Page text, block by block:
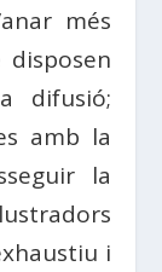
més
difusió;
amb la
la
i